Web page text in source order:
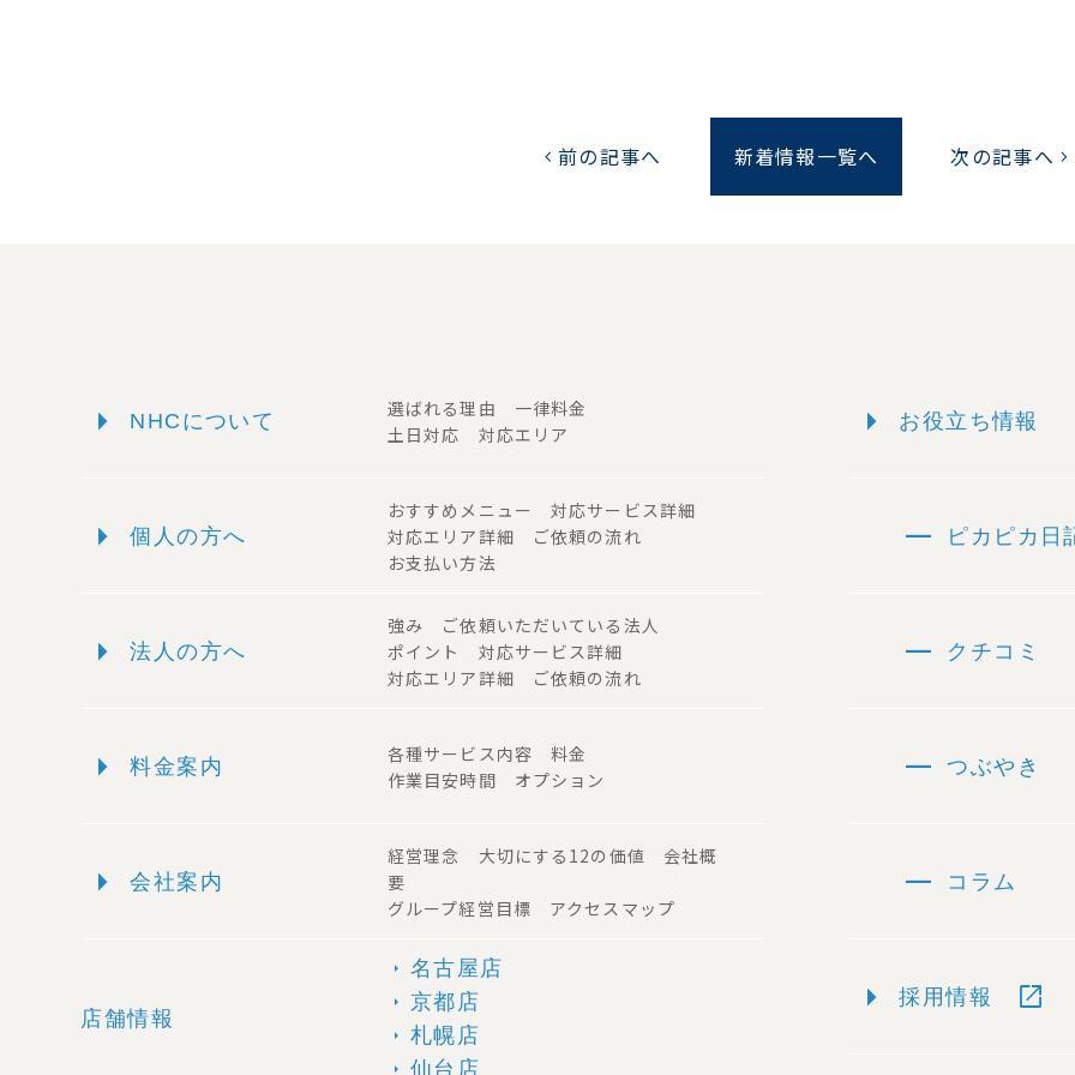
chevron_left前の記事へ 新着情報一覧へ 次の記事へ chevron_right
arrow_right NHCについて
選ばれる理由 一律料金
土日対応 対応エリア
arrow_right 個人の方へ
おすすめメニュー 対応サービス詳細
対応エリア詳細 ご依頼の流れ
お支払い方法
arrow_right 法人の方へ
強み ご依頼いただいている法人
ポイント 対応サービス詳細
対応エリア詳細 ご依頼の流れ
arrow_right 料金案内
各種サービス内容 料金
作業目安時間 オプション
arrow_right 会社案内
経営理念 大切にする12の価値 会社概
要
グループ経営目標 アクセスマップ
店舗情報
arrow_right 名古屋店
arrow_right 京都店
arrow_right 札幌店
arrow_right 仙台店
arrow_right お役立ち情報
remove ピカピカ日
remove クチコミ
remove つぶやき
remove コラム
arrow_right 採用情報 open_in_new